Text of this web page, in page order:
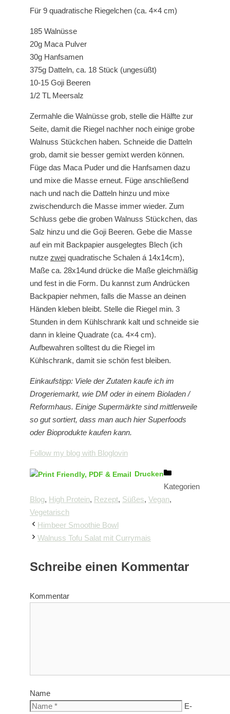
Für 9 quadratische Riegelchen (ca. 4×4 cm)
185 Walnüsse
20g Maca Pulver
30g Hanfsamen
375g Datteln, ca. 18 Stück (ungesüßt)
10-15 Goji Beeren
1/2 TL Meersalz
Zermahle die Walnüsse grob, stelle die Hälfte zur
Seite, damit die Riegel nachher noch einige grobe
Walnuss Stückchen haben. Schneide die Datteln
grob, damit sie besser gemixt werden können.
Füge das Maca Puder und die Hanfsamen dazu
und mixe die Masse erneut. Füge anschließend
nach und nach die Datteln hinzu und mixe
zwischendurch die Masse immer wieder. Zum
Schluss gebe die groben Walnuss Stückchen, das
Salz hinzu und die Goji Beeren. Gebe die Masse
auf ein mit Backpapier ausgelegtes Blech (ich
nutze zwei quadratische Schalen á 14x14cm),
Maße ca. 28x14und drücke die Maße gleichmäßig
und fest in die Form. Du kannst zum Andrücken
Backpapier nehmen, falls die Masse an deinen
Händen kleben bleibt. Stelle die Riegel min. 3
Stunden in dem Kühlschrank kalt und schneide sie
dann in kleine Quadrate (ca. 4×4 cm).
Aufbewahren solltest du die Riegel im
Kühlschrank, damit sie schön fest bleiben.
Einkaufstipp: Viele der Zutaten kaufe ich im
Drogeriemarkt, wie DM oder in einem Bioladen /
Reformhaus. Einige Supermärkte sind mittlerweile
so gut sortiert, dass man auch hier Superfoods
oder Bioprodukte kaufen kann.
Follow my blog with Bloglovin
Drucken
Kategorien
Blog, High Protein, Rezept, Süßes, Vegan,
Vegetarisch
Himbeer Smoothie Bowl
Walnuss Tofu Salat mit Currymais
Schreibe einen Kommentar
Kommentar
Name
E-